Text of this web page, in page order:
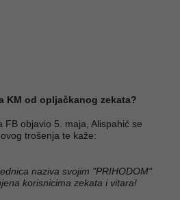
KM od opljačkanog zekata?
FB objavio 5. maja, Alispahić se
trošenja te kaže:
naziva svojim "PRIHODOM"
korisnicima zekata i vitara!